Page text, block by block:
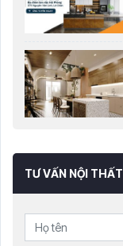
TƯ VẤN NỘI THẤT